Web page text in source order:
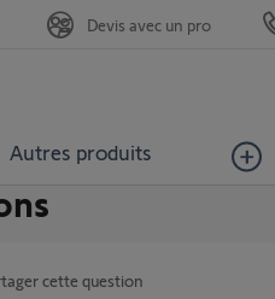
Autres produits
Devis avec un pro
cette question